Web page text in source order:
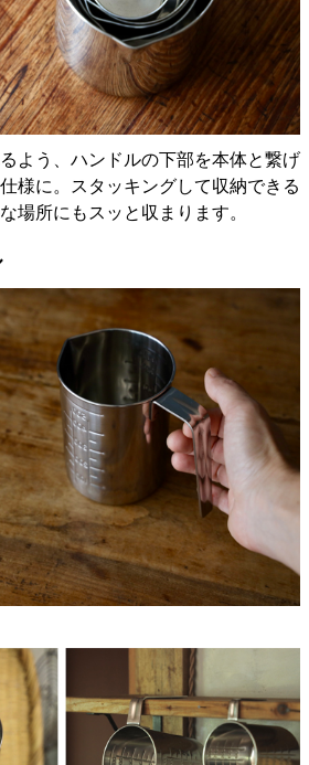
よう、ハンドルの下部を本体と繋げ
様に。スタッキングして収納できる
場所にもスッと収まります。